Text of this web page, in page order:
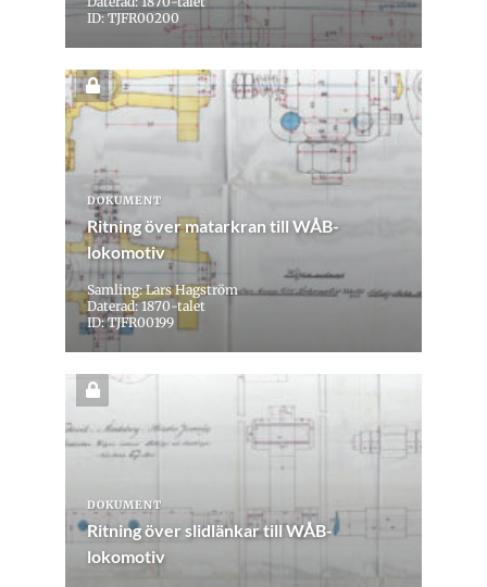
ID: TJFR00200
DOKUMENT
Ritning över matarkran till WÅB-
lokomotiv
Samling: Lars Hagström
Daterad: 1870-talet
ID: TJFR00199
DOKUMENT
Ritning över slidlänkar till WÅB-
lokomotiv